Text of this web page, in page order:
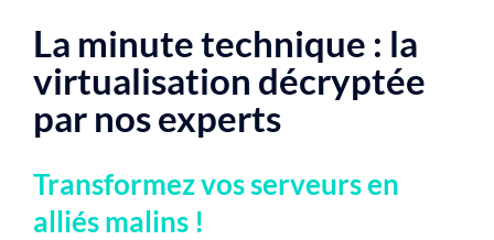
La minute technique : la
virtualisation décryptée
par nos experts
Transformez vos serveurs en
alliés malins !